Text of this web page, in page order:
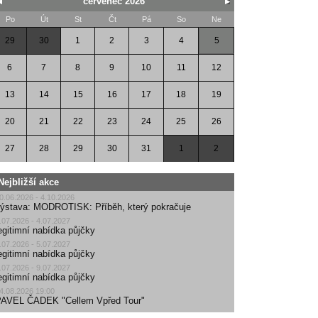
Po Út St Čt Pá So Ne
29 30 1 2 3 4 5
6 7 8 9 10 11 12
13 14 15 16 17 18 19
20 21 22 23 24 25 26
27 28 29 30 31 1 2
Nejbližší akce
- 4.10.2026
MODROTISK: Příběh, který pokračuje
- 4.07.2027
nabídka půjčky
- 5.07.2027
nabídka půjčky
- 9.07.2027
nabídka půjčky
19:00
ČADEK "Cellem Vpřed Tour"